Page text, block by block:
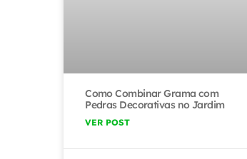
Como Combinar Grama com
Pedras Decorativas no Jardim
VER POST